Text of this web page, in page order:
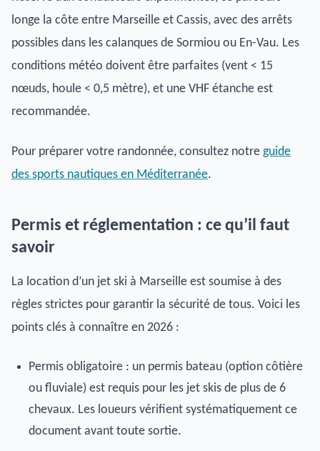
longe la côte entre Marseille et Cassis, avec des arrêts
possibles dans les calanques de Sormiou ou En-Vau. Les
conditions météo doivent être parfaites (vent < 15
nœuds, houle < 0,5 mètre), et une VHF étanche est
recommandée.
Pour préparer votre randonnée, consultez notre guide
des sports nautiques en Méditerranée.
Permis et réglementation : ce qu’il faut
savoir
La location d’un jet ski à Marseille est soumise à des
règles strictes pour garantir la sécurité de tous. Voici les
points clés à connaître en 2026 :
Permis obligatoire : un permis bateau (option côtière
ou fluviale) est requis pour les jet skis de plus de 6
chevaux. Les loueurs vérifient systématiquement ce
document avant toute sortie.